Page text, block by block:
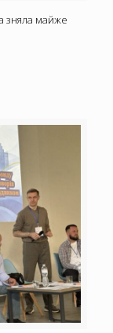
зняла майже